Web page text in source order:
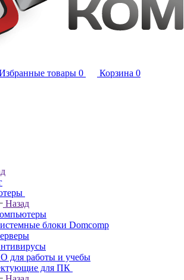
товары 0 Корзина 0
Назад
блоки Domcomp
для работы и учебы
для ПК